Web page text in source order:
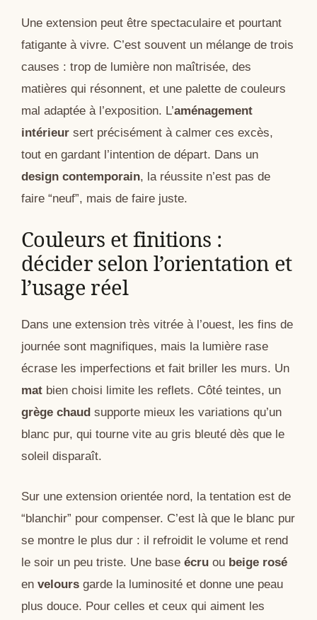
Une extension peut être spectaculaire et pourtant
fatigante à vivre. C’est souvent un mélange de trois
causes : trop de lumière non maîtrisée, des
matières qui résonnent, et une palette de couleurs
mal adaptée à l’exposition. L’aménagement
intérieur sert précisément à calmer ces excès,
tout en gardant l’intention de départ. Dans un
design contemporain, la réussite n’est pas de
faire “neuf”, mais de faire juste.
Couleurs et finitions :
décider selon l’orientation et
l’usage réel
Dans une extension très vitrée à l’ouest, les fins de
journée sont magnifiques, mais la lumière rase
écrase les imperfections et fait briller les murs. Un
mat bien choisi limite les reflets. Côté teintes, un
grège chaud supporte mieux les variations qu’un
blanc pur, qui tourne vite au gris bleuté dès que le
soleil disparaît.
Sur une extension orientée nord, la tentation est de
“blanchir” pour compenser. C’est là que le blanc pur
se montre le plus dur : il refroidit le volume et rend
le soir un peu triste. Une base écru ou beige rosé
en velours garde la luminosité et donne une peau
plus douce. Pour celles et ceux qui aiment les